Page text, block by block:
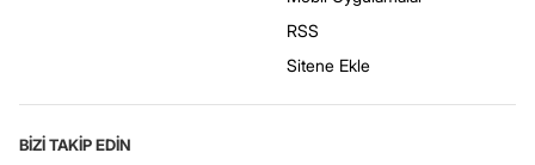
RSS
Sitene Ekle
BİZİ TAKİP EDİN